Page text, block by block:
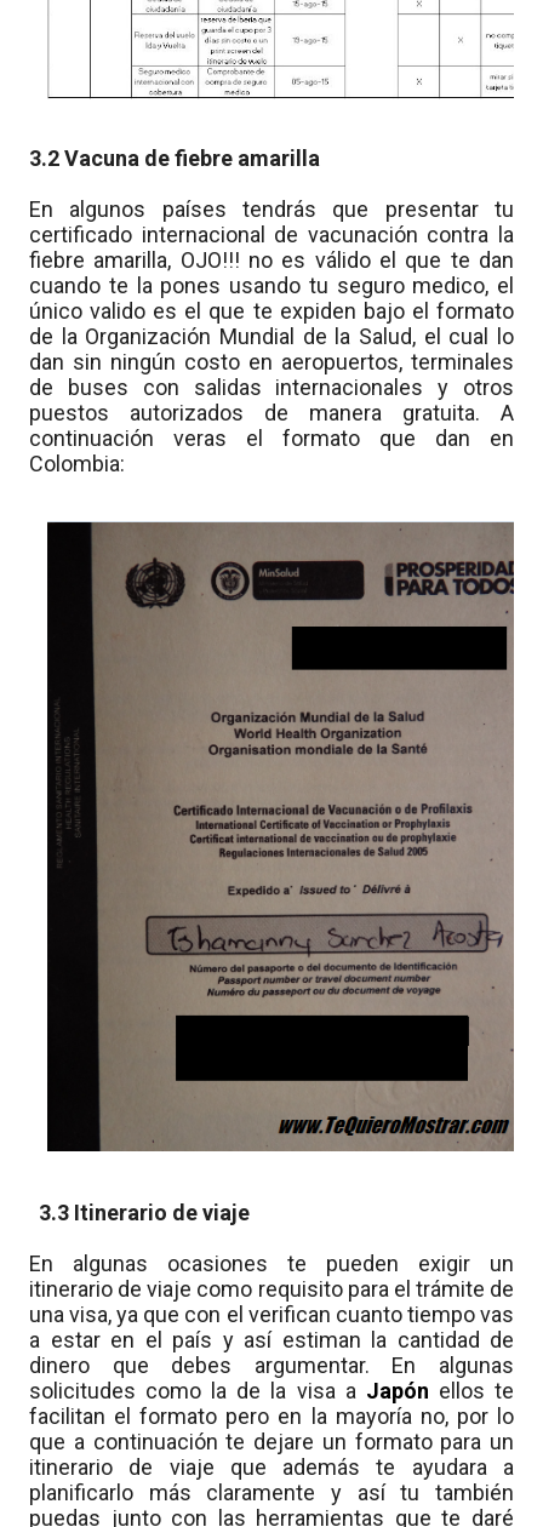
3.2 Vacuna de fiebre amarilla
En algunos países tendrás que presentar tu
certificado internacional de vacunación contra la
fiebre amarilla, OJO!!! no es válido el que te dan
cuando te la pones usando tu seguro medico, el
único valido es el que te expiden bajo el formato
de la Organización Mundial de la Salud, el cual lo
dan sin ningún costo en aeropuertos, terminales
de buses con salidas internacionales y otros
puestos autorizados de manera gratuita. A
continuación veras el formato que dan en
Colombia:
3.3 Itinerario de viaje
En algunas ocasiones te pueden exigir un
itinerario de viaje como requisito para el trámite de
una visa, ya que con el verifican cuanto tiempo vas
a estar en el país y así estiman la cantidad de
dinero que debes argumentar. En algunas
solicitudes como la de la visa a Japón ellos te
facilitan el formato pero en la mayoría no, por lo
que a continuación te dejare un formato para un
itinerario de viaje que además te ayudara a
planificarlo más claramente y así tu también
puedas junto con las herramientas que te daré